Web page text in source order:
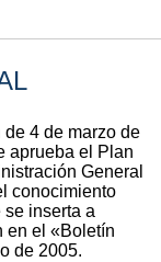
4 de marzo de
aprueba el Plan
General
conocimiento
inserta a
en el «Boletín
de 2005.